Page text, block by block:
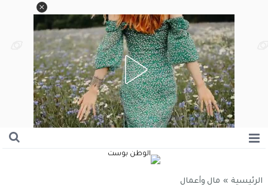
الرئيسية » مال وأعمال